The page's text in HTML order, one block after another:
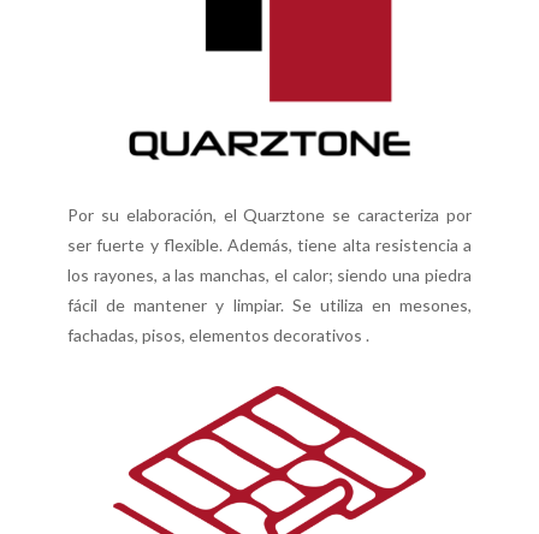
Por su elaboración, el Quarztone se caracteriza por
ser fuerte y flexible. Además, tiene alta resistencia a
los rayones, a las manchas, el calor; siendo una piedra
fácil de mantener y limpiar. Se utiliza en mesones,
fachadas, pisos, elementos decorativos .